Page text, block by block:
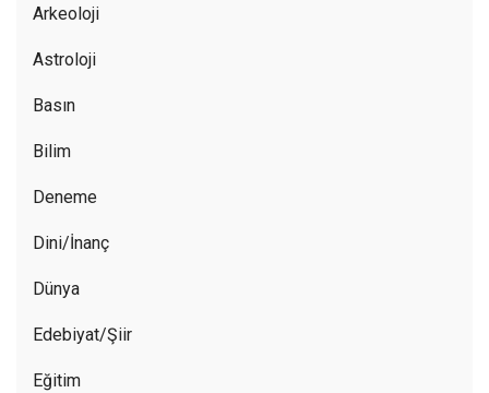
Arkeoloji
Astroloji
Basın
Bilim
Deneme
Dini/İnanç
Dünya
Edebiyat/Şiir
Eğitim